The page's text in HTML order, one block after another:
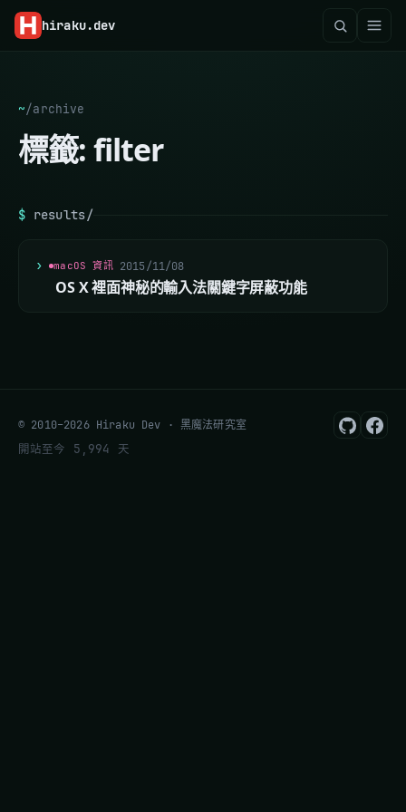
hiraku.dev
~/archive
標籤:filter
$ results/
2015/11/08
macOS 資訊
OS X 裡面神秘的輸入法關鍵字屏蔽功能
© 2010–2026 Hiraku Dev · 黑魔法研究室
開站至今 5,994 天